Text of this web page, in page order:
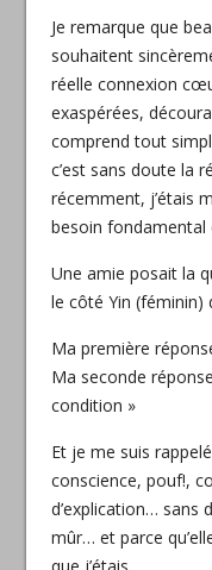
Je remarque que
souhaitent
réelle connexion
exaspérées,
comprend tout
c’est sans doute la
récemment, j’étais
besoin fondamental
Une amie posait la
le côté Yin (féminin)
Ma première
Ma seconde
condition »
Et je me suis
conscience, pouf!,
d’explication… sans
mûr… et parce
que j’étais.